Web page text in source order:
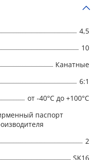
4,5
10
Канатные
6:1
от -40°C до +100°C
паспорт
2
SK16